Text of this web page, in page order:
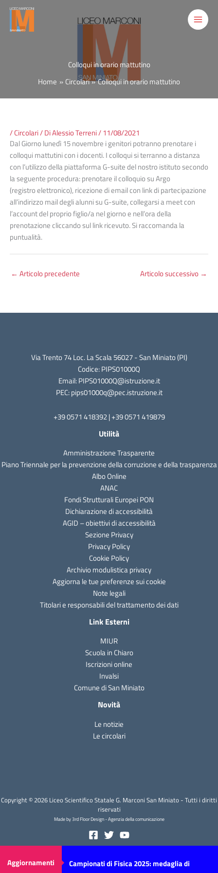
contenuto
Colloqui in orario mattutino
Home
Circolari Colloqui in orario mattutino
/Circolari/ DiAlessio Terreni/11/08/2021
Dal Giorno lunedì 15 novembre i genitori potranno prenotare i
colloqui mattutini con i docenti. I colloqui si terranno a distanza
con l’utilizzo della piattaforma G-suite del nostro istituto secondo
la seguente procedura: prenotare il colloquio su Argo
(registro elettronico), ricezione di email con link di partecipazione
all’indirizzo mail degli alunni su G-suite, collegarsi a meet con
l’account del proprio figlio/a nel giorno e nell’ora della
prenotazione cliccando sul link ricevuto. Si raccomanda la
puntualità.
← Articolo precedente Articolo successivo →
Via Trento 74 Loc. La Scala 56027 - San Miniato (PI)
Codice: PIPS01000Q
Email: PIPS01000Q@istruzione.it
PEC: pips01000q@pec.istruzione.it
+39 0571 418392 | +39 0571 419879
Utilità
Amministrazione Trasparente
Piano Triennale per la prevenzione della corruzione e della trasparenza
Albo Online
ANAC
Fondi Strutturali Europei PON
Dichiarazione di accessibilità
AGID – obiettivi di accessibilità
Sezione Privacy
Privacy Policy
Cookie Policy
Archivio modulistica privacy
Aggiorna le tue preferenze sui cookie
Note legali
Titolari e responsabili del trattamento dei dati
Link Esterni
MIUR
Scuola in Chiaro
Iscrizioni online
Invalsi
Comune di San Miniato
Novità
Le notizie
Le circolari
Copyright © 2026 Liceo Scientifico Statale G. Marconi San Miniato - Tutti i diritti
riservati
Made by 3rd Floor Design - Agenzia della comunicazione
Aggiornamenti Campionati di Fisica 2025: medaglia di